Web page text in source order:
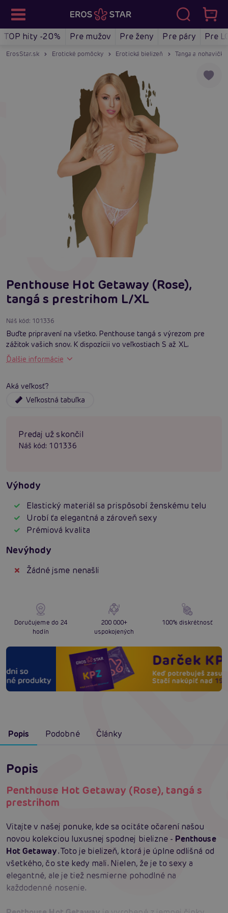
TOP hity -20% Pre mužov Pre ženy Pre páry Pre
ErosStar.sk Erotické pomôcky Erotická bielizeň Tanga a nohavičky
Penthouse Hot Getaway (Rose),
tangá s prestrihom L/XL
Náš kód: 101336
Buďte pripravení na všetko. Penthouse tangá s výrezom pre
zážitok vašich snov. K dispozícii vo veľkostiach S až XL.
Ďalšie informácie
Aká veľkosť?
Veľkostná tabuľka
Predaj už skončil
Náš kód: 101336
Výhody
Elastický materiál sa prispôsobí ženskému telu
Urobí ťa elegantná a zároveň sexy
Prémiová kvalita
Nevýhody
Žádné jsme nenašli
Doručujeme do 24
hodín
200 000+
uspokojených
100% diskrétnosť
Popis Podobné Články
Popis
Penthouse Hot Getaway (Rose), tangá s
prestrihom
Vitajte v našej ponuke, kde sa ocitáte očarení našou
novou kolekciou luxusnej spodnej bielizne - Penthouse
Hot Getaway. Toto je bielizeň, ktorá je úplne odlišná od
všetkého, čo ste kedy mali. Nielen, že je to sexy a
elegantné, ale je tiež nesmierne pohodlné na
každodenné nosenie.